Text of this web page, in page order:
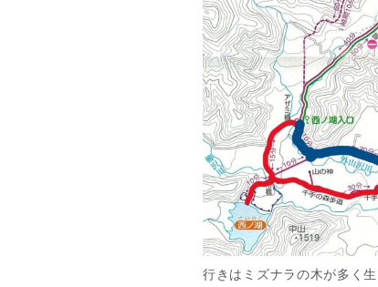
行きはミズナラの木が多く